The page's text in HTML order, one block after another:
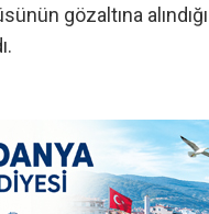
gözaltına